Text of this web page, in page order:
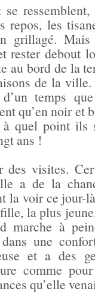
repos, les
grillagé.
rester debout
au bord de la
de la
temps
qu’en noir et
quel point ils
ans !
visites.
a de la
la voir ce jour-
la plus
marche à
une
et a des
comme
qu’elle